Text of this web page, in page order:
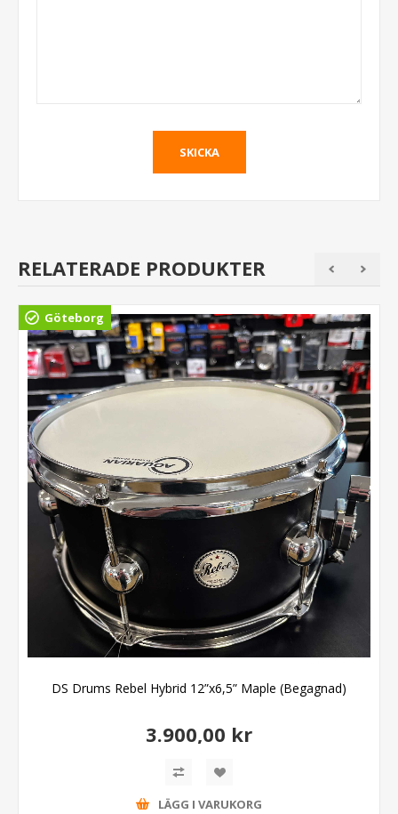
RELATERADE PRODUKTER
Göteborg
DS Drums Rebel Hybrid 12”x6,5” Maple (Begagnad)
3.900,00 kr
LÄGG I VARUKORG